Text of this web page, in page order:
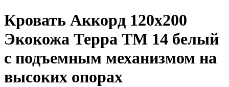
Кровать Аккорд 120х200
Экокожа Терра ТМ 14 белый
с подъемным механизмом на
высоких опорах